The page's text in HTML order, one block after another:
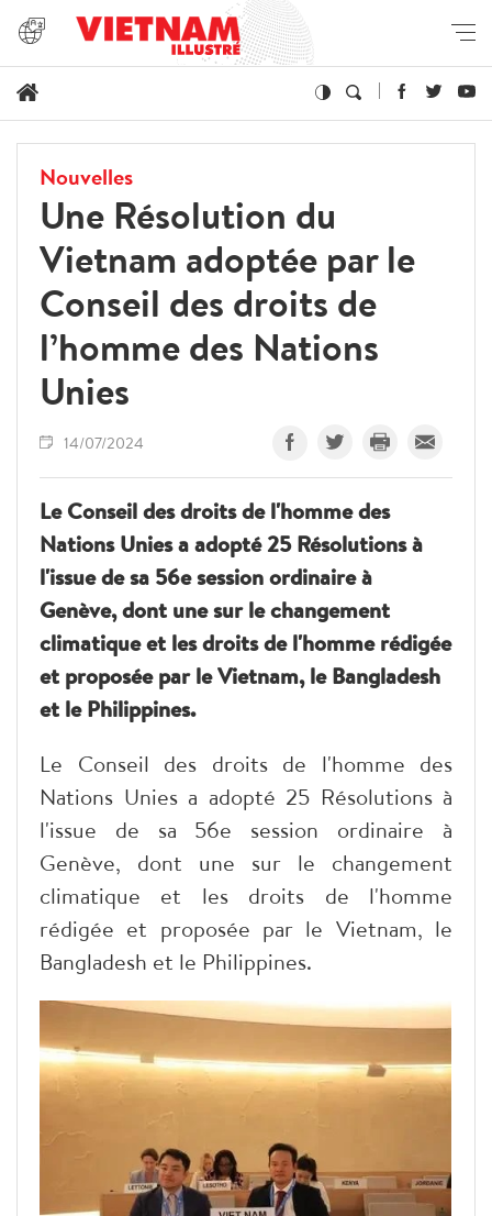
Nouvelles
Une Résolution du
Vietnam adoptée par le
Conseil des droits de
l’homme des Nations
Unies
14/07/2024
Le Conseil des droits de l'homme des
Nations Unies a adopté 25 Résolutions à
l'issue de sa 56e session ordinaire à
Genève, dont une sur le changement
climatique et les droits de l'homme rédigée
et proposée par le Vietnam, le Bangladesh
et le Philippines.
Le Conseil des droits de l'homme des
Nations Unies a adopté 25 Résolutions à
l'issue de sa 56e session ordinaire à
Genève, dont une sur le changement
climatique et les droits de l'homme
rédigée et proposée par le Vietnam, le
Bangladesh et le Philippines.